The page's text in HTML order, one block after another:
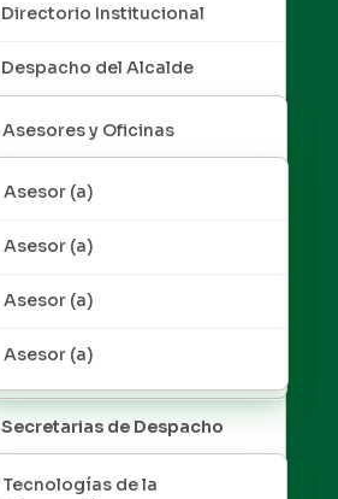
Directorio Institucional
Despacho del Alcalde
Asesores y Oficinas
Asesor (a)
Asesor (a)
Asesor (a)
Asesor (a)
Secretarias de Despacho
Tecnologías de la